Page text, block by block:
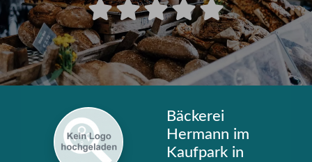
Bäckerei
Hermann im
Kaufpark in